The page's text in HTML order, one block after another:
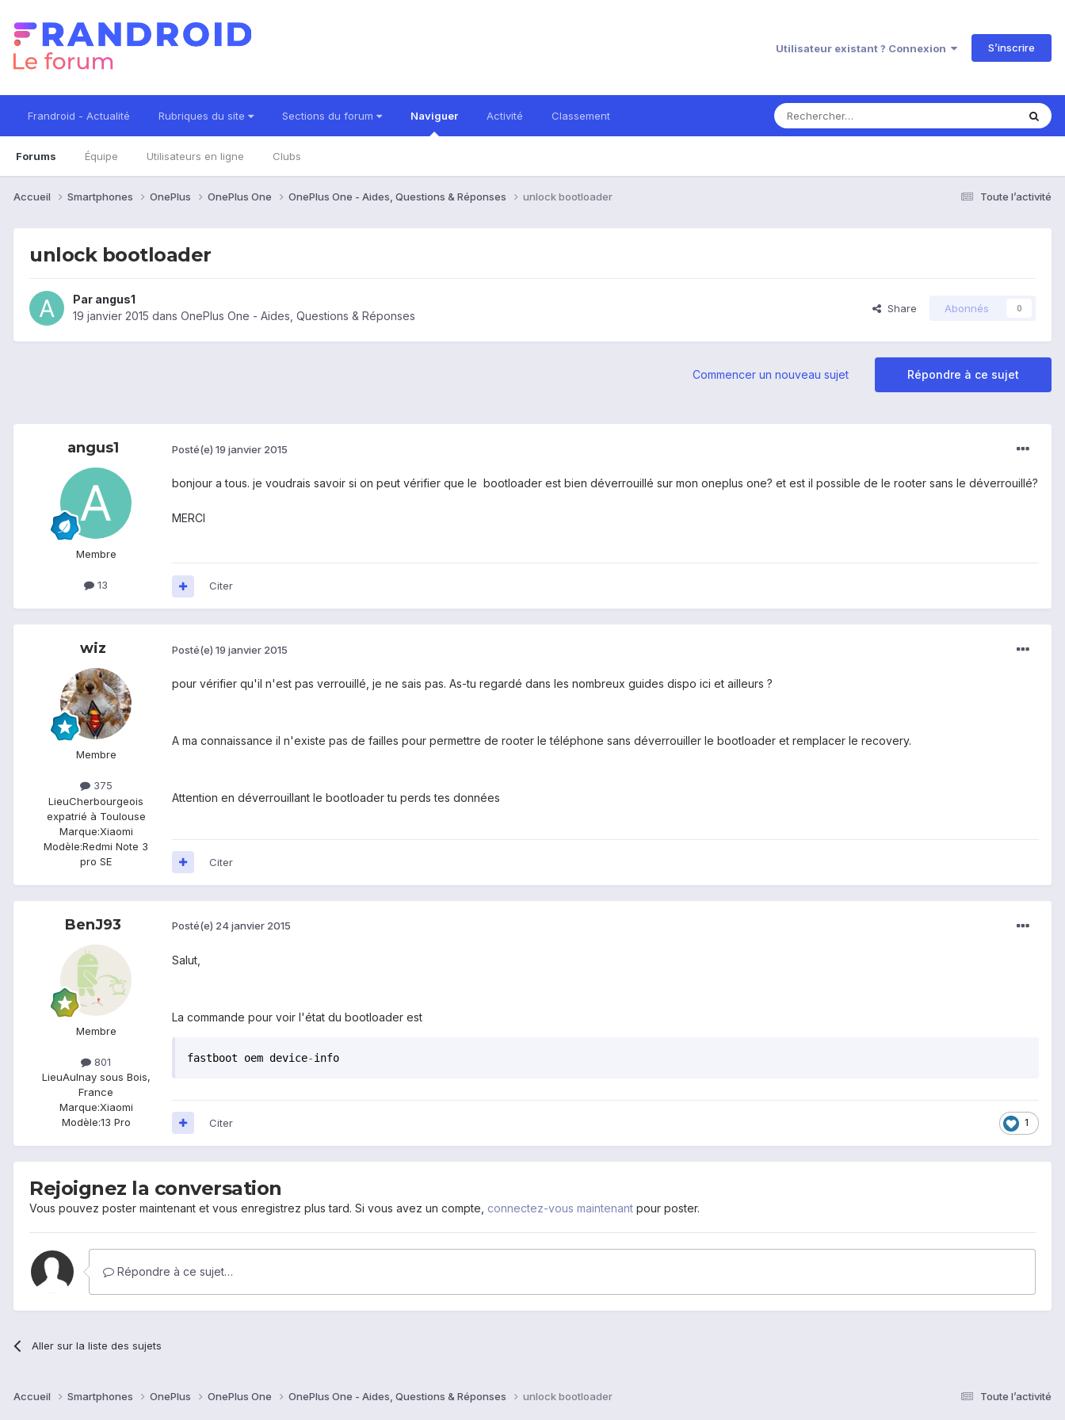
Utilisateur existant ? Connexion S’inscrire
Frandroid - Actualité Rubriques du site Sections du forum Naviguer
Forums Équipe Utilisateurs en ligne Clubs
Activité Classement
Toute l’activité
Accueil Smartphones OnePlus OnePlus One OnePlus One - Aides, Questions & Réponses unlock bootloader
unlock bootloader
Par angus1
19 janvier 2015 dans OnePlus One - Aides, Questions & Réponses
Share Abonnés 0
Répondre à ce sujet
Commencer un nouveau sujet
angus1
Membre
13
Posté(e) 19 janvier 2015
bonjour a tous. je voudrais savoir si on peut vérifier que le bootloader est bien déverrouillé sur mon oneplus one? et est il possible de le rooter sans le déverrouillé?
MERCI
Citer
wiz
Membre
375
LieuCherbourgeois
expatrié à Toulouse
Marque:Xiaomi
Modèle:Redmi Note 3
pro SE
Posté(e) 19 janvier 2015
pour vérifier qu'il n'est pas verrouillé, je ne sais pas. As-tu regardé dans les nombreux guides dispo ici et ailleurs ?
A ma connaissance il n'existe pas de failles pour permettre de rooter le téléphone sans déverrouiller le bootloader et remplacer le recovery.
Attention en déverrouillant le bootloader tu perds tes données
Citer
BenJ93
Membre
801
LieuAulnay sous Bois,
France
Marque:Xiaomi
Modèle:13 Pro
Posté(e) 24 janvier 2015
Salut,
La commande pour voir l'état du bootloader est
fastboot oem device-info
1
Citer
Rejoignez la conversation
Vous pouvez poster maintenant et vous enregistrez plus tard. Si vous avez un compte, connectez-vous maintenant pour poster.
Répondre à ce sujet…
Aller sur la liste des sujets
Toute l’activité
Accueil Smartphones OnePlus OnePlus One OnePlus One - Aides, Questions & Réponses unlock bootloader